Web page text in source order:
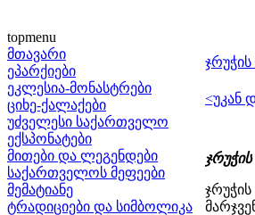
topmenu
მთავარი
ეპარქიები
ეკლესია-მონასტრები
ციხე-ქალაქები
უძველესი საქართველო
ექსპონატები
მითები და ლეგენდები
საქართველოს მეფეები
მემატიანე
ტრადიციები და სიმბოლიკა
<უკან